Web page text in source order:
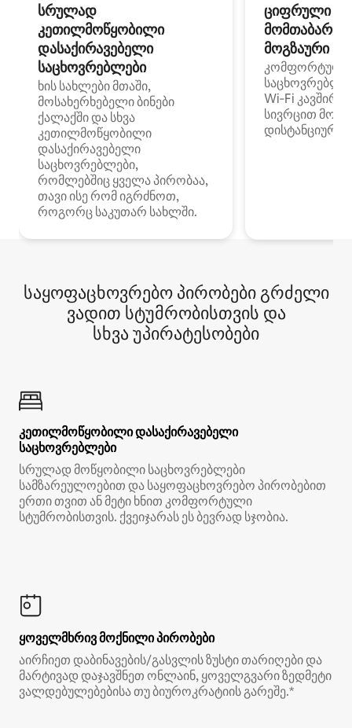
სრულად
კეთილმოწყობილი
დასაქირავებელი
საცხოვრებლები
ხის სახლები მთაში,
მოსახერხებელი ბინები
ქალაქში და სხვა
კეთილმოწყობილი
დასაქირავებელი
საცხოვრებლები,
რომლებშიც ყველა პირობაა,
თავი ისე რომ იგრძნოთ,
როგორც საკუთარ სახლში.
ციფრული
მოგზაური
კომფორტული
Wi‑Fi
სივრცით
დისტანციური
საყოფაცხოვრებო პირობები გრძელი
ვადით სტუმრობისთვის და
სხვა უპირატესობები
კეთილმოწყობილი დასაქირავებელი
საცხოვრებლები
სრულად მოწყობილი საცხოვრებლები
სამზარეულოებით და საყოფაცხოვრებო პირობებით
ერთი თვით ან მეტი ხნით კომფორტული
სტუმრობისთვის. ქვეიჯარას ეს ბევრად სჯობია.
ყოველმხრივ მოქნილი პირობები
აირჩიეთ დაბინავების/გასვლის ზუსტი თარიღები და
მარტივად დაჯავშნეთ ონლაინ, ყოველგვარი ზედმეტი
ვალდებულებებისა თუ ბიუროკრატიის გარეშე.*